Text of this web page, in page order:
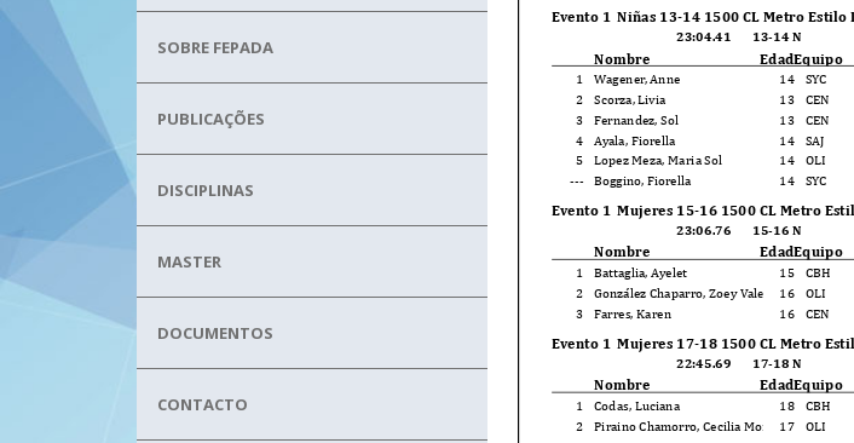
SOBRE FEPADA
PUBLICAÇÕES
DISCIPLINAS
MASTER
DOCUMENTOS
CONTACTO